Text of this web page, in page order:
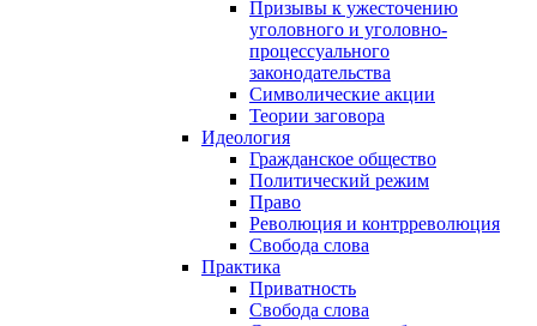
Призывы к ужесточению
уголовного и уголовно-
процессуального
законодательства
Символические акции
Теории заговора
Идеология
Гражданское общество
Политический режим
Право
Революция и контрреволюция
Свобода слова
Практика
Приватность
Свобода слова